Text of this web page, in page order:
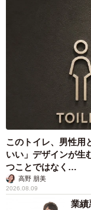
グ」。過去の自分
を見つけ出す。自
きっぱなし”で、否
「回復の秘訣（ひ
と」と話すのは、
「ギャンブル依存
晴さん（42）＝奈
とを認めてほしい
はまり、生活が破
「もう二度としな
ながらもやめられ
このトイレ、男性用
いい」デザインが
つことではなく…
高野 朋美
2026.08.09
業